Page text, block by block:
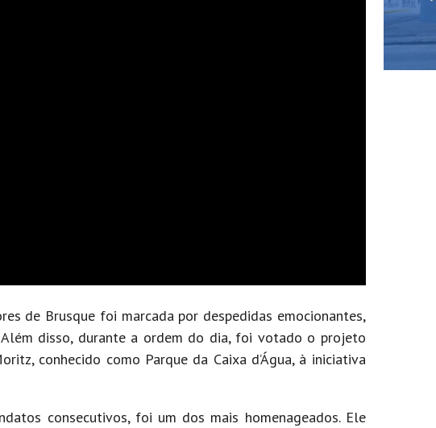
de Brusque foi marcada por despedidas emocionantes,
disso, durante a ordem do dia, foi votado o projeto
conhecido como Parque da Caixa d’Água, à iniciativa
consecutivos, foi um dos mais homenageados. Ele